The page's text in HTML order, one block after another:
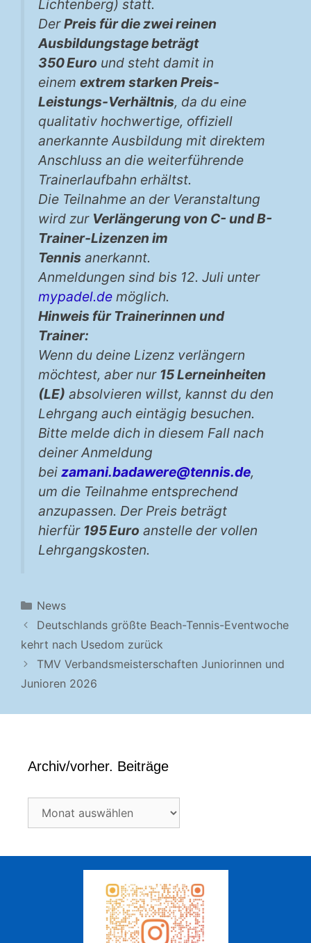
Lichtenberg) statt.
DerPreis für die zwei reinen
Ausbildungstage beträgt
350 Euro und steht damit in
einem extrem starken Preis-
Leistungs-Verhältnis, da du eine
qualitativ hochwertige, offiziell
anerkannte Ausbildung mit direktem
Anschluss an die weiterführende
Trainerlaufbahn erhältst.
Die Teilnahme an der Veranstaltung
wird zur Verlängerung von C- und B-
Trainer-Lizenzen im
Tennis anerkannt.
Anmeldungen sind bis 12. Juli unter
mypadel.de möglich.
Hinweis für Trainerinnen und
Trainer:
Wenn du deine Lizenz verlängern
möchtest, aber nur 15 Lerneinheiten
(LE) absolvieren willst, kannst du den
Lehrgang auch eintägig besuchen.
Bitte melde dich in diesem Fall nach
deiner Anmeldung
bei zamani.badawere@tennis.de,
um die Teilnahme entsprechend
anzupassen. Der Preis beträgt
hierfür 195 Euro anstelle der vollen
Lehrgangskosten.
Kategorien
News
Deutschlands größte Beach-Tennis-Eventwoche
kehrt nach Usedom zurück
TMV Verbandsmeisterschaften Juniorinnen und
Junioren 2026
Archiv/vorher. Beiträge
Archiv/vorher.